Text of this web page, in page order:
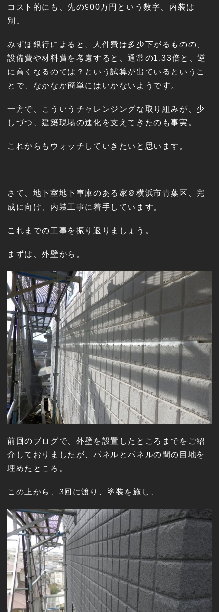
コスト的にも、先の900万円という数字、内装は
別。
みずほ銀行によると、人件費は多少下がるものの、
設備費や材料費を考慮すると、通常の1.33倍と、逆
に高くなるのでは？という試算が出ているというこ
とで、なかなか簡単にはいかないようです。
一方で、こういうチャレンジングな取り組みが、少
しづつ、建築現場の進化を支えてきたのも事実。
これからもウォッチしていきたいと思います。
さて、地下室地下車庫のある家＠横浜市青葉区、完
成に向け、内装工事に着手しています。
これまでの工事を振り返りましょう。
まずは、外壁から。
前回のブログで、外壁を設置したところまでをご紹
介しておりましたが、パネルとパネルの間の目地を
埋めたところ。
この上から、3回に渡り、塗装を施し、